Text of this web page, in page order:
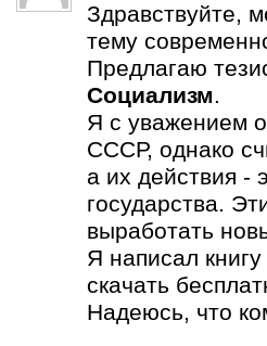
Здравствуйте,
тему
Предлагаю
Социализм.
Я с уважением
СССР, однако
а их действия -
государства.
выработать
Я написал
скачать
Надеюсь, что